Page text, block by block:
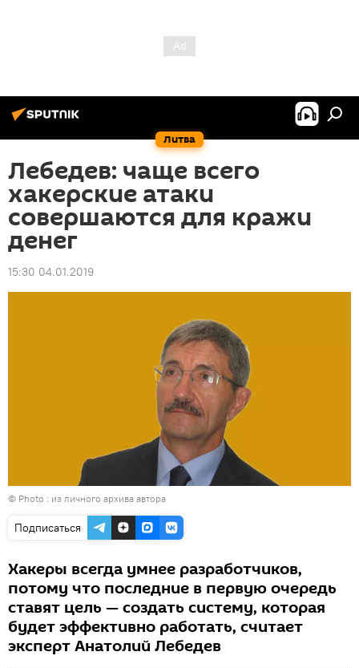
Литва
Лебедев: чаще всего
хакерские атаки
совершаются для кражи
денег
15:30 04.01.2019
© Photo : из личного архива автора
Подписаться
Хакеры всегда умнее разработчиков,
потому что последние в первую очередь
ставят цель — создать систему, которая
будет эффективно работать, считает
эксперт Анатолий Лебедев